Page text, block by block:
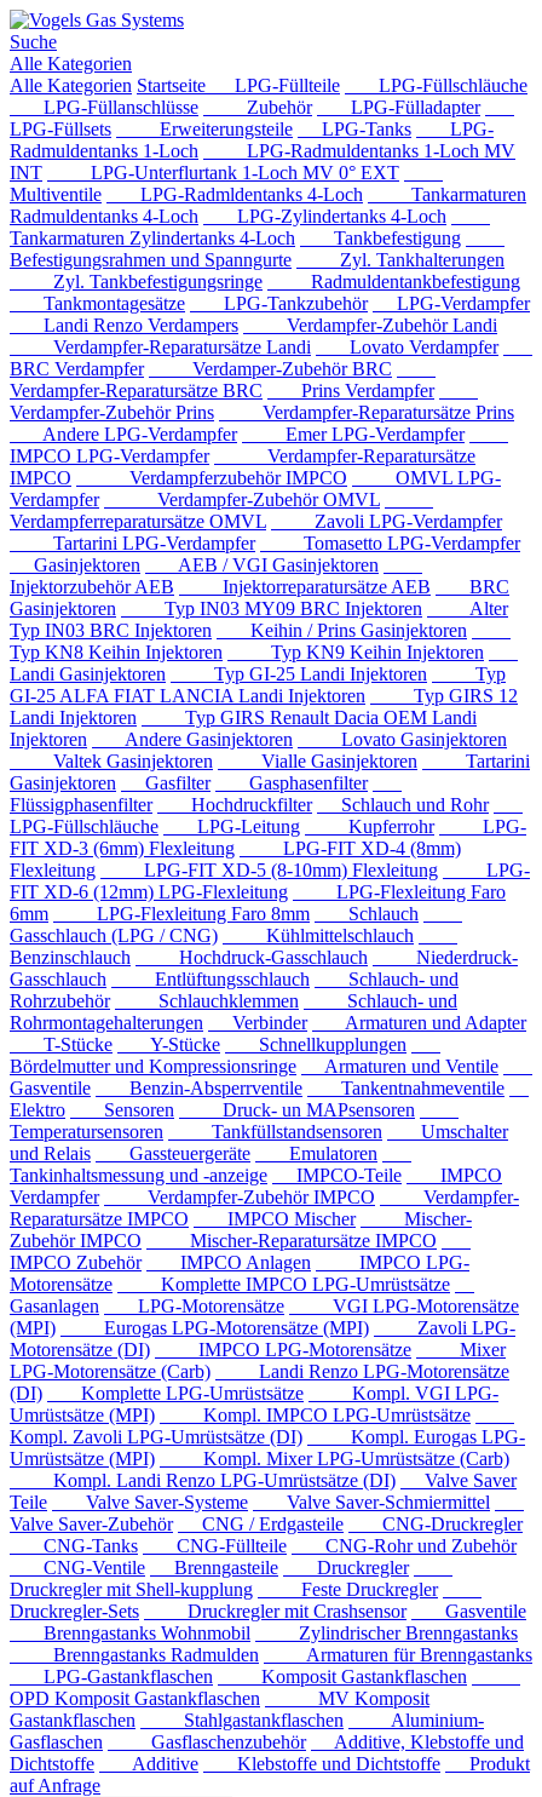
Suche
Alle Kategorien
Alle Kategorien Startseite LPG-Füllteile
LPG-Füllschläuche
LPG-Füllanschlüsse
Zubehör
LPG-Fülladapter
LPG-Füllsets
Erweiterungsteile LPG-Tanks
LPG-
Radmuldentanks 1-Loch
LPG-Radmuldentanks 1-Loch MV
INT
LPG-Unterflurtank 1-Loch MV 0° EXT
Multiventile
LPG-Radmldentanks 4-Loch
Tankarmaturen
Radmuldentanks 4-Loch
LPG-Zylindertanks 4-Loch
Tankarmaturen Zylindertanks 4-Loch
Tankbefestigung
Befestigungsrahmen und Spanngurte
Zyl. Tankhalterungen
Zyl. Tankbefestigungsringe
Radmuldentankbefestigung
Tankmontagesätze
LPG-Tankzubehör
LPG-Verdampfer
Landi Renzo Verdampers
Verdampfer-Zubehör Landi
Verdampfer-Reparatursätze Landi
Lovato Verdampfer
BRC Verdampfer
Verdamper-Zubehör BRC
Verdampfer-Reparatursätze BRC
Prins Verdampfer
Verdampfer-Zubehör Prins
Verdampfer-Reparatursätze Prins
Andere LPG-Verdampfer
Emer LPG-Verdampfer
IMPCO LPG-Verdampfer
Verdampfer-Reparatursätze
IMPCO
Verdampferzubehör IMPCO
OMVL LPG-
Verdampfer
Verdampfer-Zubehör OMVL
Verdampferreparatursätze OMVL
Zavoli LPG-Verdampfer
Tartarini LPG-Verdampfer
Tomasetto LPG-Verdampfer
Gasinjektoren
AEB / VGI Gasinjektoren
Injektorzubehör AEB
Injektorreparatursätze AEB
BRC
Gasinjektoren
Typ IN03 MY09 BRC Injektoren
Alter
Typ IN03 BRC Injektoren
Keihin / Prins Gasinjektoren
Typ KN8 Keihin Injektoren
Typ KN9 Keihin Injektoren
Landi Gasinjektoren
Typ GI-25 Landi Injektoren
Typ
GI-25 ALFA FIAT LANCIA Landi Injektoren
Typ GIRS 12
Landi Injektoren
Typ GIRS Renault Dacia OEM Landi
Injektoren
Andere Gasinjektoren
Lovato Gasinjektoren
Valtek Gasinjektoren
Vialle Gasinjektoren
Tartarini
Gasinjektoren
Gasfilter
Gasphasenfilter
Flüssigphasenfilter
Hochdruckfilter
Schlauch und Rohr
LPG-Füllschläuche
LPG-Leitung Kupferrohr
LPG-
FIT XD-3 (6mm) Flexleitung
LPG-FIT XD-4 (8mm)
Flexleitung
LPG-FIT XD-5 (8-10mm) Flexleitung
LPG-
FIT XD-6 (12mm) LPG-Flexleitung
LPG-Flexleitung Faro
6mm
LPG-Flexleitung Faro 8mm
Schlauch
Gasschlauch (LPG / CNG)
Kühlmittelschlauch
Benzinschlauch
Hochdruck-Gasschlauch
Niederdruck-
Gasschlauch
Entlüftungsschlauch
Schlauch- und
Rohrzubehör
Schlauchklemmen
Schlauch- und
Rohrmontagehalterungen
Verbinder
Armaturen und Adapter
T-Stücke
Y-Stücke
Schnellkupplungen
Bördelmutter und Kompressionsringe
Armaturen und Ventile
Gasventile
Benzin-Absperrventile
Tankentnahmeventile
Elektro
Sensoren
Druck- un MAPsensoren
Temperatursensoren
Tankfüllstandsensoren
Umschalter
und Relais
Gassteuergeräte
Emulatoren
Tankinhaltsmessung und -anzeige
IMPCO-Teile
IMPCO
Verdampfer
Verdampfer-Zubehör IMPCO
Verdampfer-
Reparatursätze IMPCO
IMPCO Mischer
Mischer-
Zubehör IMPCO
Mischer-Reparatursätze IMPCO
IMPCO Zubehör
IMPCO Anlagen
IMPCO LPG-
Motorensätze
Komplette IMPCO LPG-Umrüstsätze
Gasanlagen
LPG-Motorensätze
VGI LPG-Motorensätze
(MPI)
Eurogas LPG-Motorensätze (MPI)
Zavoli LPG-
Motorensätze (DI)
IMPCO LPG-Motorensätze
Mixer
LPG-Motorensätze (Carb)
Landi Renzo LPG-Motorensätze
(DI)
Komplette LPG-Umrüstsätze
Kompl. VGI LPG-
Umrüstsätze (MPI)
Kompl. IMPCO LPG-Umrüstsätze
Kompl. Zavoli LPG-Umrüstsätze (DI)
Kompl. Eurogas LPG-
Umrüstsätze (MPI)
Kompl. Mixer LPG-Umrüstsätze (Carb)
Kompl. Landi Renzo LPG-Umrüstsätze (DI)
Valve Saver
Teile
Valve Saver-Systeme
Valve Saver-Schmiermittel
Valve Saver-Zubehör
CNG / Erdgasteile
CNG-Druckregler
CNG-Tanks
CNG-Füllteile
CNG-Rohr und Zubehör
CNG-Ventile
Brenngasteile
Druckregler
Druckregler mit Shell-kupplung
Feste Druckregler
Druckregler-Sets
Druckregler mit Crashsensor
Gasventile
Brenngastanks Wohnmobil
Zylindrischer Brenngastanks
Brenngastanks Radmulden
Armaturen für Brenngastanks
LPG-Gastankflaschen
Komposit Gastankflaschen
OPD Komposit Gastankflaschen
MV Komposit
Gastankflaschen
Stahlgastankflaschen
Aluminium-
Gasflaschen
Gasflaschenzubehör
Additive, Klebstoffe und
Dichtstoffe
Additive Klebstoffe und Dichtstoffe
Produkt
auf Anfrage